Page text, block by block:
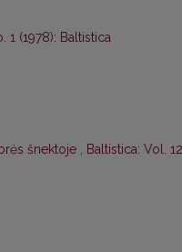
1 (1978): Baltistica
šnektoje , Baltistica: Vol. 12